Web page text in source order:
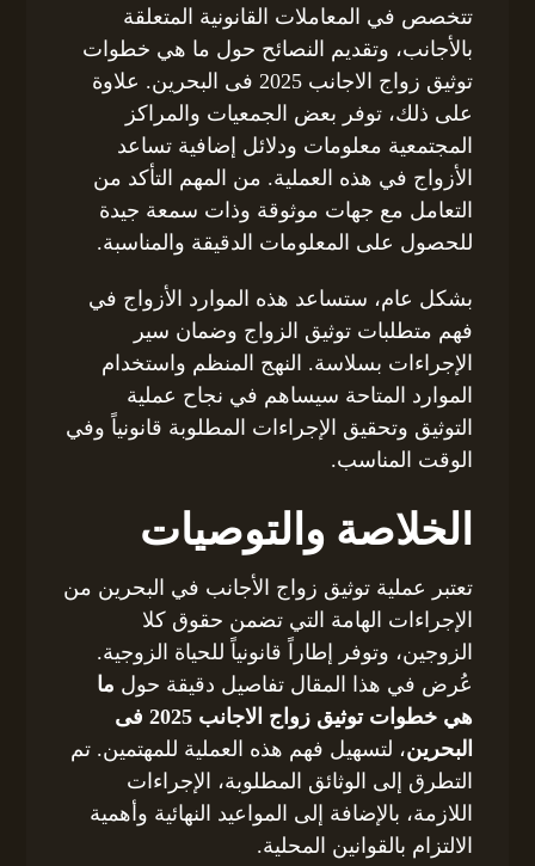
تتخصص في المعاملات القانونية المتعلقة
بالأجانب، وتقديم النصائح حول ما هي خطوات
توثيق زواج الاجانب 2025 فى البحرين. علاوة
على ذلك، توفر بعض الجمعيات والمراكز
المجتمعية معلومات ودلائل إضافية تساعد
الأزواج في هذه العملية. من المهم التأكد من
التعامل مع جهات موثوقة وذات سمعة جيدة
للحصول على المعلومات الدقيقة والمناسبة.
بشكل عام، ستساعد هذه الموارد الأزواج في
فهم متطلبات توثيق الزواج وضمان سير
الإجراءات بسلاسة. النهج المنظم واستخدام
الموارد المتاحة سيساهم في نجاح عملية
التوثيق وتحقيق الإجراءات المطلوبة قانونياً وفي
الوقت المناسب.
الخلاصة والتوصيات
تعتبر عملية توثيق زواج الأجانب في البحرين من
الإجراءات الهامة التي تضمن حقوق كلا
الزوجين، وتوفر إطاراً قانونياً للحياة الزوجية.
عُرض في هذا المقال تفاصيل دقيقة حول ما
هي خطوات توثيق زواج الاجانب 2025 فى
البحرين، لتسهيل فهم هذه العملية للمهتمين. تم
التطرق إلى الوثائق المطلوبة، الإجراءات
اللازمة، بالإضافة إلى المواعيد النهائية وأهمية
الالتزام بالقوانين المحلية.